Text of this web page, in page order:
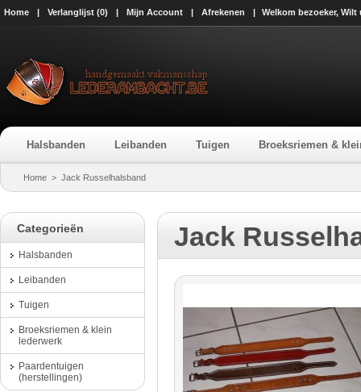
Home | Verlanglijst (0) | Mijn Account | Afrekenen | Welkom bezoeker, Wilt
Halsbanden Leibanden Tuigen Broeksriemen &
Categorieën
Halsbanden
Leibanden
Tuigen
Broeksriemen & klein
lederwerk
Paardentuigen
(herstellingen)
Home > Jack Russelhalsband
Jack